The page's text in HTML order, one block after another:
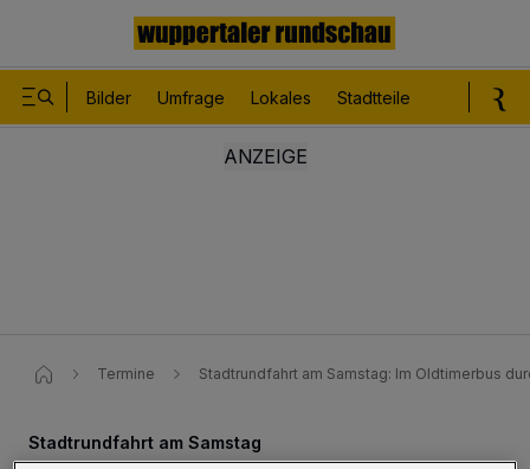
Bilder Umfrage Lokales Stadtteile
Termine Stadtrundfahrt am Samstag: Im Oldtimerbus
Stadtrundfahrt am Samstag